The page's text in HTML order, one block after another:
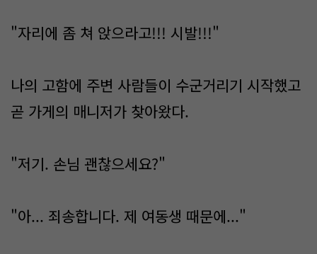
"자리에 좀 쳐 앉으라고!!! 시발!!!"
나의 고함에 주변 사람들이 수군거리기 시작했고
곧 가게의 매니저가 찾아왔다.
"저기. 손님 괜찮으세요?"
"아... 죄송합니다. 제 여동생 때문에..."